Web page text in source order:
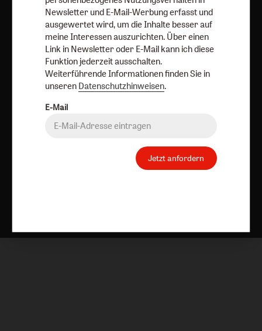
AGB und Widerrufsbelehrung
Datenschutz
Barrierefreiheit
Impressum
Vertrag widerrufen Abo online kündigen
Newsletter und E-Mail-Werbung erfasst und
ausgewertet wird, um die Inhalte besser auf
meine Interessen auszurichten. Über einen
Link in Newsletter oder E-Mail kann ich diese
Funktion jederzeit ausschalten.
Weiterführende Informationen finden Sie in
unseren Datenschutzhinweisen.
E-Mail
Jetzt anfordern